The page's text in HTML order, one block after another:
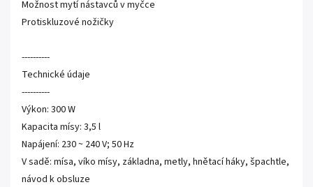
Možnost mytí nástavců v myčce
Protiskluzové nožičky
----------
Technické údaje
----------
Výkon: 300 W
Kapacita mísy: 3,5 l
Napájení: 230 ~ 240 V; 50 Hz
V sadě: mísa, víko mísy, základna, metly, hnětací háky, špachtle,
návod k obsluze